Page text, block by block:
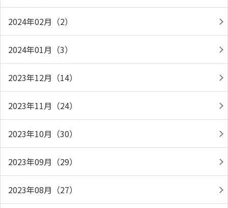
2024年02月（2）
2024年01月（3）
2023年12月（14）
2023年11月（24）
2023年10月（30）
2023年09月（29）
2023年08月（27）